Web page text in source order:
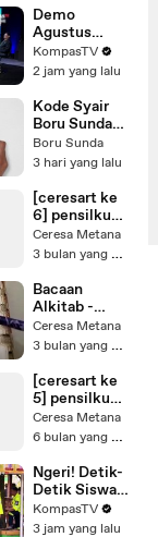
Apa
Penyebabnya
? |PAROSOT
Demo
Agustus
2026, Isu atau
Potensi?
Pihak Buka
Suara |
PAROSOT
KompasTV
2 jam yang lalu
Kode Syair
Boru Sunda
Hari Rabu 5
Agustus 2026
Boru Sunda
3 hari yang lalu
[ceresart ke
6] pensilku
dan
gambaranku
Ceresa Metana
3 bulan yang lalu
Bacaan
Alkitab -
Peringatan
terhadap
berhala dan
ibadah yang
sesat
Ceresa Metana
3 bulan yang lalu
[ceresart ke
5] pensilku
dan
gambaranku
Ceresa Metana
6 bulan yang lalu
Ngeri! Detik-
Detik Siswa
14 Tahun
Lakukan
KompasTV
3 jam yang lalu